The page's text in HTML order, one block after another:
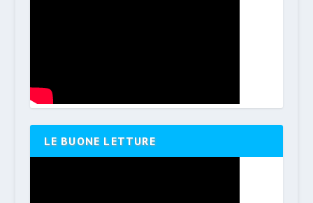
LE BUONE LETTURE